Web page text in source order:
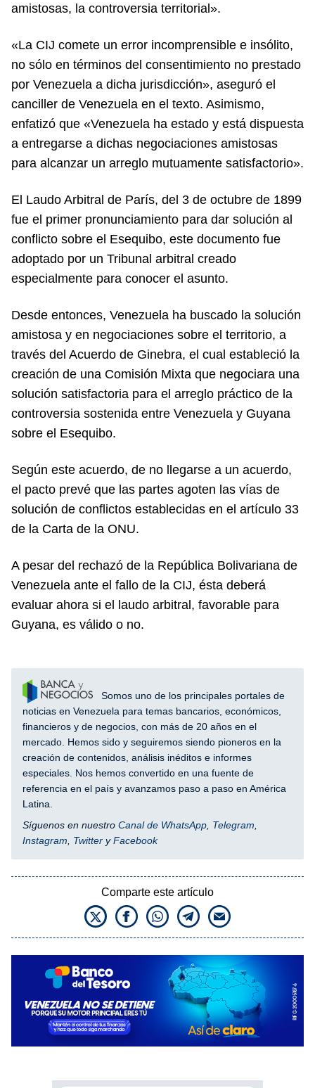
amistosas, la controversia territorial».
«La CIJ comete un error incomprensible e insólito,
no sólo en términos del consentimiento no prestado
por Venezuela a dicha jurisdicción», aseguró el
canciller de Venezuela en el texto. Asimismo,
enfatizó que «Venezuela ha estado y está dispuesta
a entregarse a dichas negociaciones amistosas
para alcanzar un arreglo mutuamente satisfactorio».
El Laudo Arbitral de París, del 3 de octubre de 1899
fue el primer pronunciamiento para dar solución al
conflicto sobre el Esequibo, este documento fue
adoptado por un Tribunal arbitral creado
especialmente para conocer el asunto.
Desde entonces, Venezuela ha buscado la solución
amistosa y en negociaciones sobre el territorio, a
través del Acuerdo de Ginebra, el cual estableció la
creación de una Comisión Mixta que negociara una
solución satisfactoria para el arreglo práctico de la
controversia sostenida entre Venezuela y Guyana
sobre el Esequibo.
Según este acuerdo, de no llegarse a un acuerdo,
el pacto prevé que las partes agoten las vías de
solución de conflictos establecidas en el artículo 33
de la Carta de la ONU.
A pesar del rechazó de la República Bolivariana de
Venezuela ante el fallo de la CIJ, ésta deberá
evaluar ahora si el laudo arbitral, favorable para
Guyana, es válido o no.
Somos uno de los principales portales de
noticias en Venezuela para temas bancarios, económicos,
financieros y de negocios, con más de 20 años en el
mercado. Hemos sido y seguiremos siendo pioneros en la
creación de contenidos, análisis inéditos e informes
especiales. Nos hemos convertido en una fuente de
referencia en el país y avanzamos paso a paso en América
Latina.
Síguenos en nuestro Canal de WhatsApp Telegram
Instagram
Twitter yFacebook
Comparte este artículo